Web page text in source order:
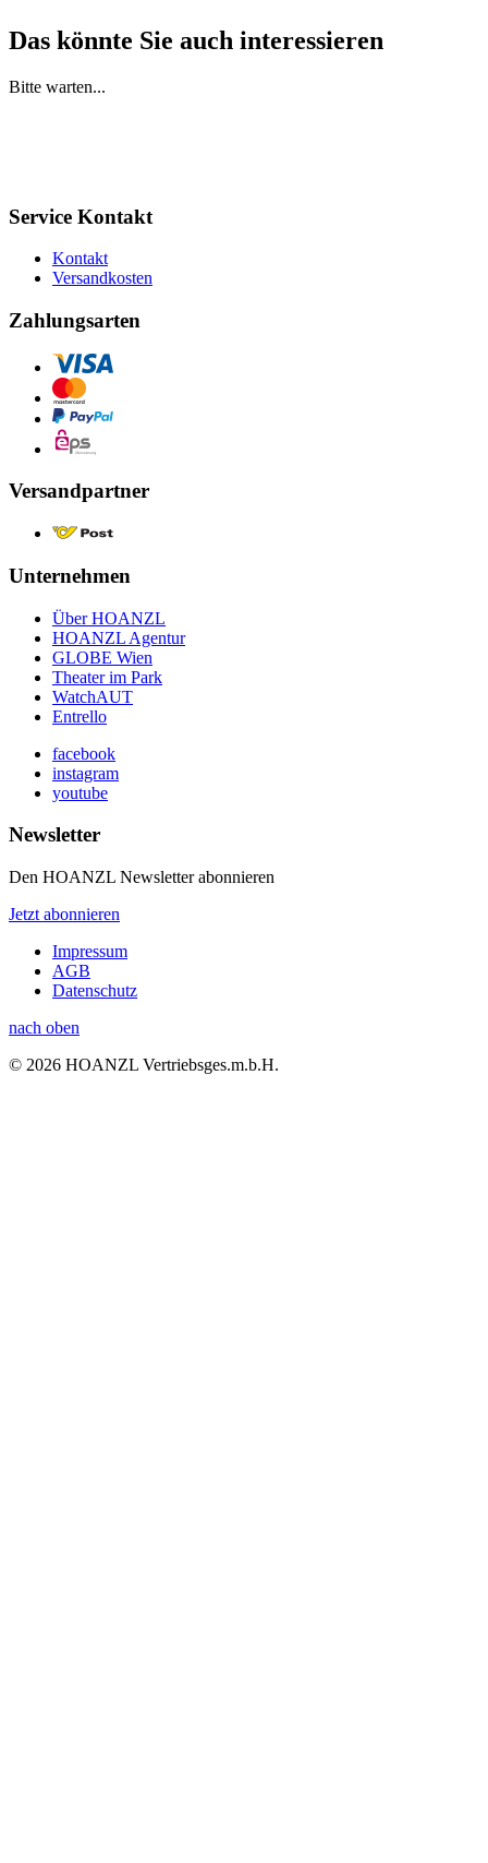
Das könnte Sie auch interessieren
Bitte warten...
Service Kontakt
Kontakt
Versandkosten
Zahlungsarten
Versandpartner
Unternehmen
Über HOANZL
HOANZL Agentur
GLOBE Wien
Theater im Park
WatchAUT
Entrello
facebook
instagram
youtube
Newsletter
Den HOANZL Newsletter abonnieren
Jetzt abonnieren
Impressum
AGB
Datenschutz
nach oben
© 2026 HOANZL Vertriebsges.m.b.H.